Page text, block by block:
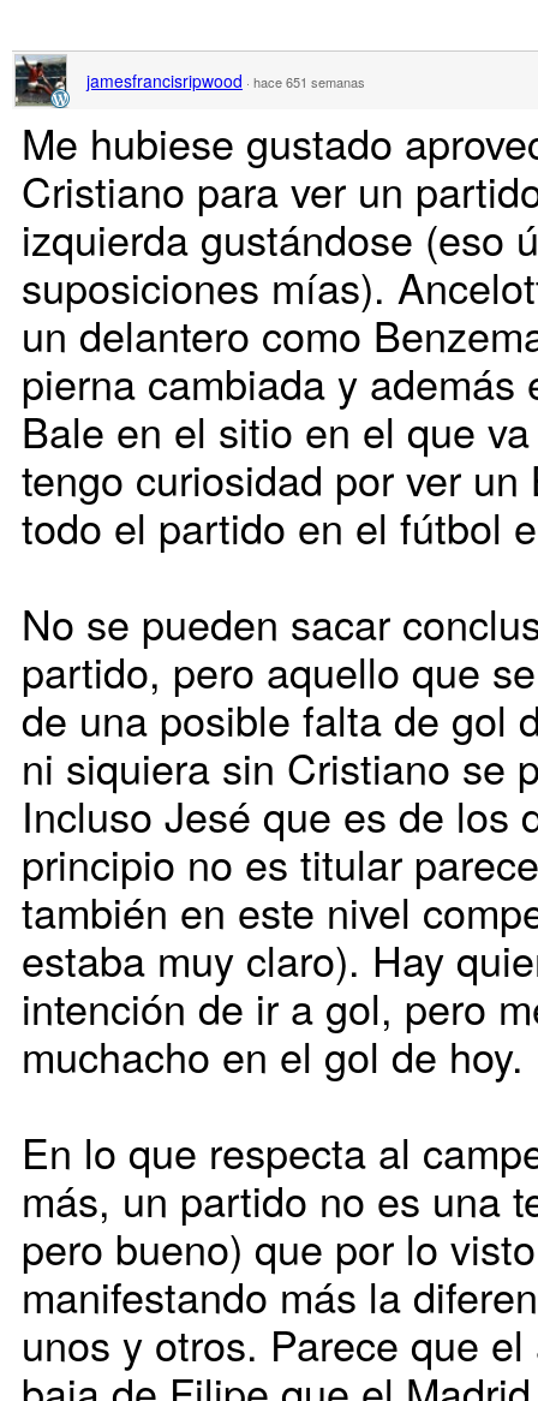
jamesfrancisripwood · hace 651 semanas
Me hubiese gustado
Cristiano para ver un
izquierda gustándose (eso
suposiciones mías).
un delantero como
pierna cambiada y
Bale en el sitio en el que
tengo curiosidad por ver
todo el partido en el fútbol
No se pueden sacar
partido, pero aquello que
de una posible falta de gol
ni siquiera sin Cristiano se
Incluso Jesé que es de los
principio no es titular
también en este nivel
estaba muy claro). Hay
intención de ir a gol, pero
muchacho en el gol de hoy.
En lo que respecta al
más, un partido no es una
pero bueno) que por lo
manifestando más la
unos y otros. Parece que